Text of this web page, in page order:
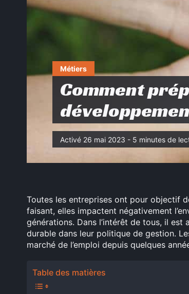
Métiers
Comment
Activé 26 mai 2023 - 5 minutes de
Toutes les entreprises ont pour objectif
faisant, elles impactent négativement
générations. Dans l’intérêt de tous, il est
durable dans leur politique de gestion.
marché de l’emploi depuis quelques
Table des matières